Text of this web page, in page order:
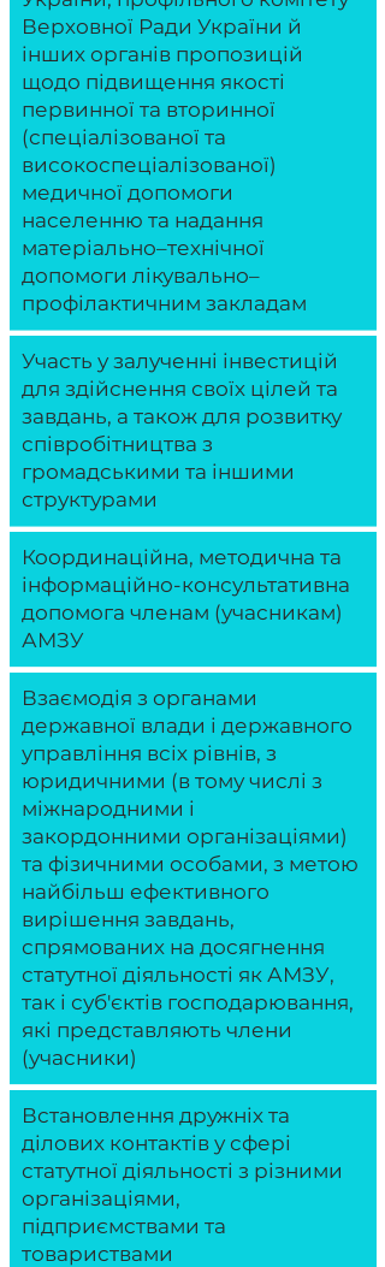
Верховної Ради України й
інших органів пропозицій
щодо підвищення якості
первинної та вторинної
(спеціалізованої та
високоспеціалізованої)
медичної допомоги
населенню та надання
матеріально–технічної
допомоги лікувально–
профілактичним закладам
Участь у залученні інвестицій
для здійснення своїх цілей та
завдань, а також для розвитку
співробітництва з
громадськими та іншими
структурами
Координаційна, методична та
інформаційно-консультативна
допомога членам (учасникам)
АМЗУ
Взаємодія з органами
державної влади і державного
управління всіх рівнів, з
юридичними (в тому числі з
міжнародними і
закордонними організаціями)
та фізичними особами, з метою
найбільш ефективного
вирішення завдань,
спрямованих на досягнення
статутної діяльності як АМЗУ,
так і суб'єктів господарювання,
які представляють члени
(учасники)
Встановлення дружніх та
ділових контактів у сфері
статутної діяльності з різними
організаціями,
підприємствами та
товариствами